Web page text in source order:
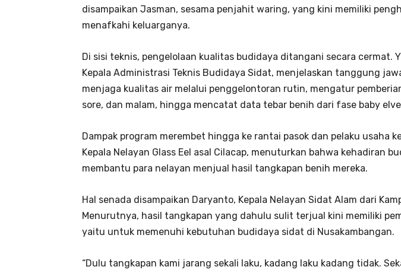
disampaikan Jasman, sesama penjahit waring, yang kini memiliki
menafkahi keluarganya.
Di sisi teknis, pengelolaan kualitas budidaya ditangani secara cermat.
Kepala Administrasi Teknis Budidaya Sidat, menjelaskan tanggung
menjaga kualitas air melalui penggelontoran rutin, mengatur
sore, dan malam, hingga mencatat data tebar benih dari fase baby
Dampak program merembet hingga ke rantai pasok dan pelaku usaha
Kepala Nelayan Glass Eel asal Cilacap, menuturkan bahwa kehadiran
membantu para nelayan menjual hasil tangkapan benih mereka.
Hal senada disampaikan Daryanto, Kepala Nelayan Sidat Alam dari
Menurutnya, hasil tangkapan yang dahulu sulit terjual kini memiliki
yaitu untuk memenuhi kebutuhan budidaya sidat di Nusakambangan.
“Dulu tangkapan kami jarang sekali laku, kadang laku kadang tidak.